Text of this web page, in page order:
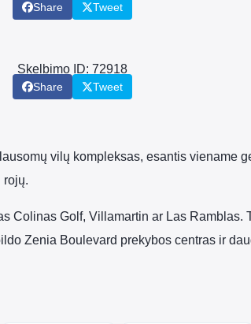
Share Tweet
Skelbimo ID: 72918
Share Tweet
vilų kompleksas, esantis viename
rojų.
Colinas Golf, Villamartin ar Las
Zenia Boulevard prekybos centras ir